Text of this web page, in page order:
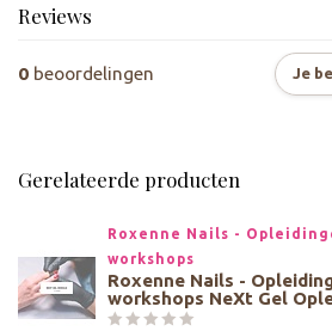
Reviews
0 beoordelingen Je
Gerelateerde producten
Roxenne Nails -
workshops
Roxenne Nails -
workshops NeXt Gel